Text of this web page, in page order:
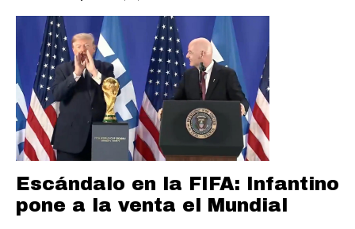
Escándalo en la FIFA: Infantino
pone a la venta el Mundial